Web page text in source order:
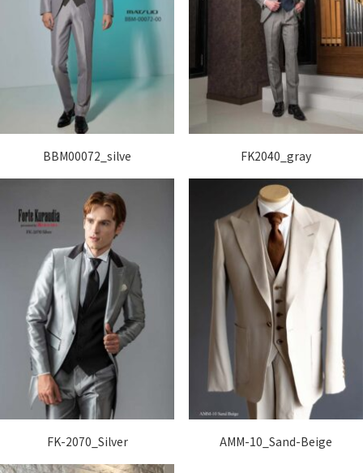
BBM00072_silve FK2040_gray
FK-2070_Silver AMM-10_Sand-Beige